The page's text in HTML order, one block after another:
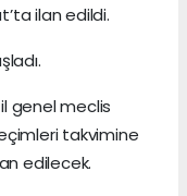
ilan edildi.
genel meclis
takvimine
edilecek.